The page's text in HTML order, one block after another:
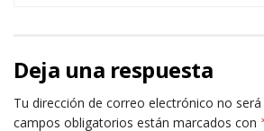
Deja una respuesta
Tu dirección de correo electrónico no será
campos obligatorios están marcados con